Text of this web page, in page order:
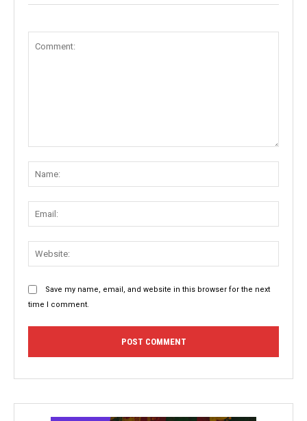
Save my name, email, and website in this browser for the next
time I comment.